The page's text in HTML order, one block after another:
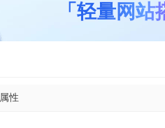
「轻量网站
属性